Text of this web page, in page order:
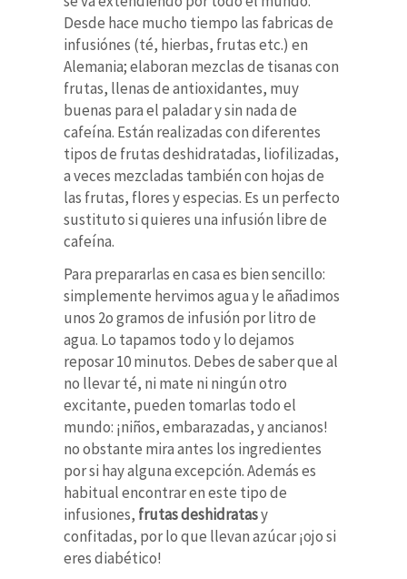
Desde hace mucho tiempo las fabricas de
infusiónes (té, hierbas, frutas etc.) en
Alemania; elaboran mezclas de tisanas con
frutas, llenas de antioxidantes, muy
buenas para el paladar y sin nada de
cafeína. Están realizadas con diferentes
tipos de frutas deshidratadas, liofilizadas,
a veces mezcladas también con hojas de
las frutas, flores y especias. Es un perfecto
sustituto si quieres una infusión libre de
cafeína.
Para prepararlas en casa es bien sencillo:
simplemente hervimos agua y le añadimos
unos 2o gramos de infusión por litro de
agua. Lo tapamos todo y lo dejamos
reposar 10 minutos. Debes de saber que al
no llevar té, ni mate ni ningún otro
excitante, pueden tomarlas todo el
mundo: ¡niños, embarazadas, y ancianos!
no obstante mira antes los ingredientes
por si hay alguna excepción. Además es
habitual encontrar en este tipo de
infusiones, frutas deshidratasy
confitadas, por lo que llevan azúcar ¡ojo si
eres diabético!